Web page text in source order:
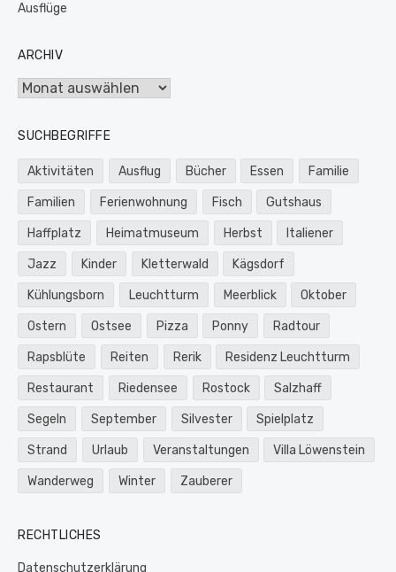
Ausflüge
ARCHIV
Archiv
SUCHBEGRIFFE
Aktivitäten Ausflug Bücher Essen Familie
Familien Ferienwohnung Fisch Gutshaus
Haffplatz Heimatmuseum Herbst Italiener
Jazz Kinder Kletterwald Kägsdorf
Kühlungsborn Leuchtturm Meerblick Oktober
Ostern Ostsee Pizza Ponny Radtour
Rapsblüte Reiten Rerik Residenz Leuchtturm
Restaurant Riedensee Rostock Salzhaff
Segeln September Silvester Spielplatz
Strand Urlaub Veranstaltungen Villa Löwenstein
Wanderweg Winter Zauberer
RECHTLICHES
Datenschutzerklärung